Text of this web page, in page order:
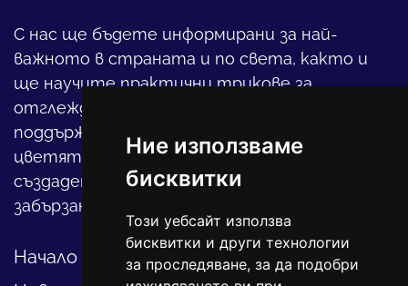
Ние използваме
бисквитки
Този уебсайт използва
бисквитки и други технологии
за проследяване, за да подобри
С нас ще бъдете информирани за най-
важното в страната и по света, както и
ще научите практични трикове за
отглеждането на детето, за
поддържането на дома и градината,
цветята, интериора и, въобще, как да
създадете своя уютен оазис в този така
забързан свят.
Начало